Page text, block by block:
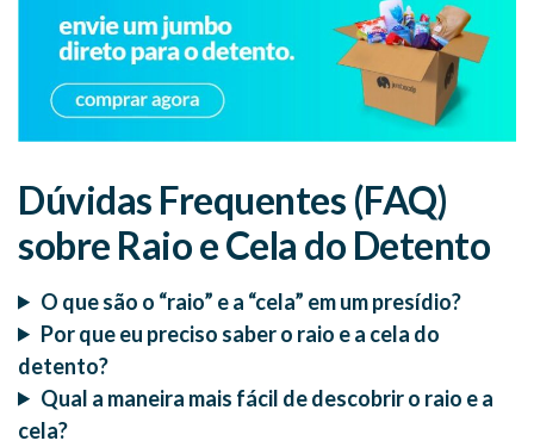
Dúvidas Frequentes (FAQ)
sobre Raio e Cela do Detento
O que são o “raio” e a “cela” em um presídio?
Por que eu preciso saber o raio e a cela do
detento?
Qual a maneira mais fácil de descobrir o raio e a
cela?